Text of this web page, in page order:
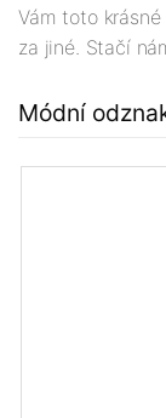
Vám toto
za jiné. Stačí
Módní